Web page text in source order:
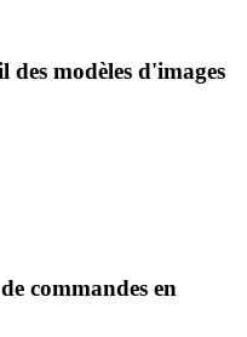
modèles d'images
commandes en